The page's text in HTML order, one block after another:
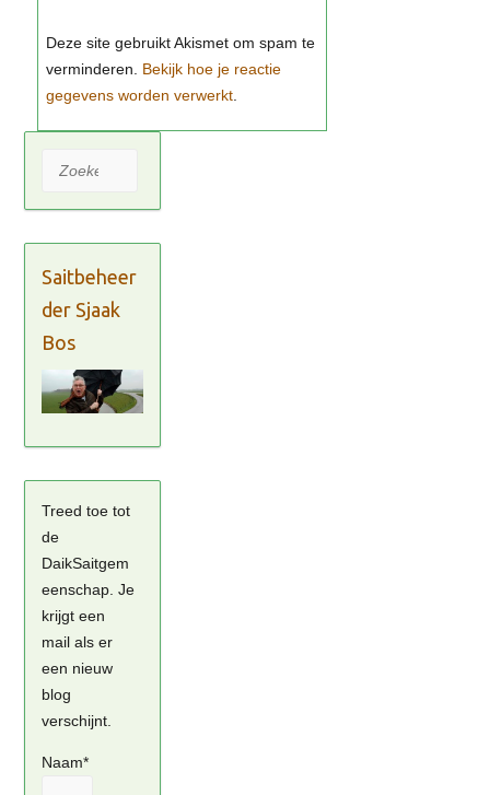
Bekijk hoe je reactie
gegevens worden verwerkt
Zoeken
Saitbeheer
der Sjaak
Bos
Treed toe tot
de
DaikSaitgem
eenschap. Je
krijgt een
mail als er
een nieuw
blog
verschijnt.
Naam*